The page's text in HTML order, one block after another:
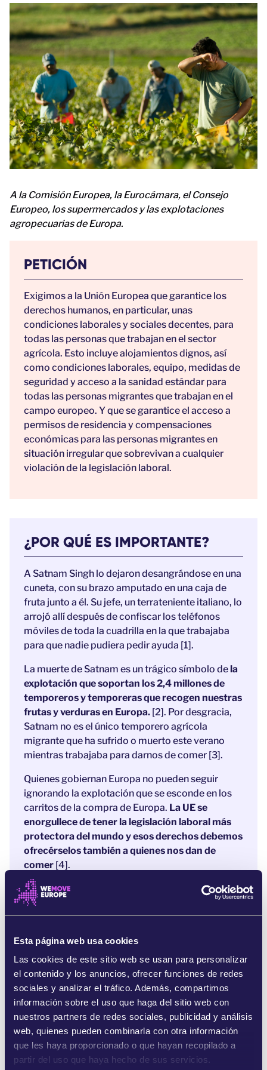
Esta página web usa cookies
Las cookies de este sitio web se usan para personalizar
el contenido y los anuncios, ofrecer funciones de redes
sociales y analizar el tráfico. Además, compartimos
información sobre el uso que haga del sitio web con
nuestros partners de redes sociales, publicidad y análisis
web, quienes pueden combinarla con otra información
que les haya proporcionado o que hayan recopilado a
partir del uso que haya hecho de sus servicios.
A la Comisión Europea, la Eurocámara, el Consejo
Europeo, los supermercados y las explotaciones
agropecuarias de Europa.
PETICIÓN
Exigimos a la Unión Europea que garantice los
derechos humanos, en particular, unas
condiciones laborales y sociales decentes, para
todas las personas que trabajan en el sector
agrícola. Esto incluye alojamientos dignos, así
como condiciones laborales, equipo, medidas de
seguridad y acceso a la sanidad estándar para
todas las personas migrantes que trabajan en el
campo europeo. Y que se garantice el acceso a
permisos de residencia y compensaciones
económicas para las personas migrantes en
situación irregular que sobrevivan a cualquier
violación de la legislación laboral.
¿POR QUÉ ES IMPORTANTE?
A Satnam Singh lo dejaron desangrándose en una
cuneta, con su brazo amputado en una caja de
fruta junto a él. Su jefe, un terrateniente italiano, lo
arrojó allí después de confiscar los teléfonos
móviles de toda la cuadrilla en la que trabajaba
para que nadie pudiera pedir ayuda [1].
La muerte de Satnam es un trágico símbolo de la
explotación que soportan los 2,4 millones de
temporeros y temporeras que recogen nuestras
frutas y verduras en Europa. [2]. Por desgracia,
Satnam no es el único temporero agrícola
migrante que ha sufrido o muerto este verano
mientras trabajaba para darnos de comer [3].
Quienes gobiernan Europa no pueden seguir
ignorando la explotación que se esconde en los
carritos de la compra de Europa. La UE se
enorgullece de tener la legislación laboral más
protectora del mundo y esos derechos debemos
ofrecérselos también a quienes nos dan de
comer [4].
Está a punto de designarse responsable de la
Comisaría Europea de Agricultura, y esta
persona pondrá su sello en las prácticas
todavía se estará decidiendo en qué centrarse, es
el ideal para llamar su atención y asegurarnos de
que este grupo de trabajadores, invisibles, pero
esenciales no queda olvidado.
¡Deja claro a tus gobernantes que debemos tratar
con dignidad a quienes nos dan de comer!
Referencias: